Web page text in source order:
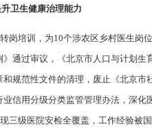
卫生健康治理能力
岗培训，为10个涉农区乡村医生
通过审议，《北京市人口与计划
规范性文件的清理，废止《北京
信用分级分类监管管理办法，深
三级医院安检全覆盖，工作经验